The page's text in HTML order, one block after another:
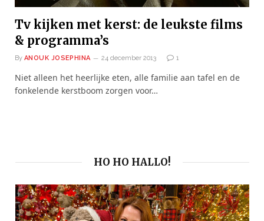
Tv kijken met kerst: de leukste films
& programma’s
By ANOUK JOSEPHINA 24 december 2013 1
Niet alleen het heerlijke eten, alle familie aan tafel en de
fonkelende kerstboom zorgen voor…
HO HO HALLO!